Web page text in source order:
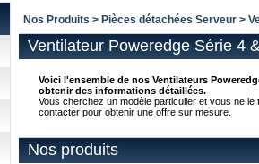
Nos Produits > Pièces détachées Serveur >
Ventilateur Poweredge Série 4
Voici l'ensemble de nos Ventilateurs
obtenir des informations détaillées.
Vous cherchez un modèle particulier et vous ne
contacter pour obtenir une offre sur mesure.
Nos produits